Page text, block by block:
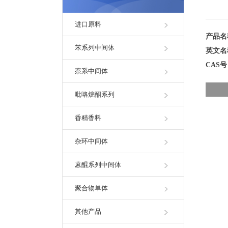
进口原料
苯系列中间体
萘系中间体
吡咯烷酮系列
香精香料
杂环中间体
蒽醌系列中间体
聚合物单体
其他产品
产品
英文
CAS